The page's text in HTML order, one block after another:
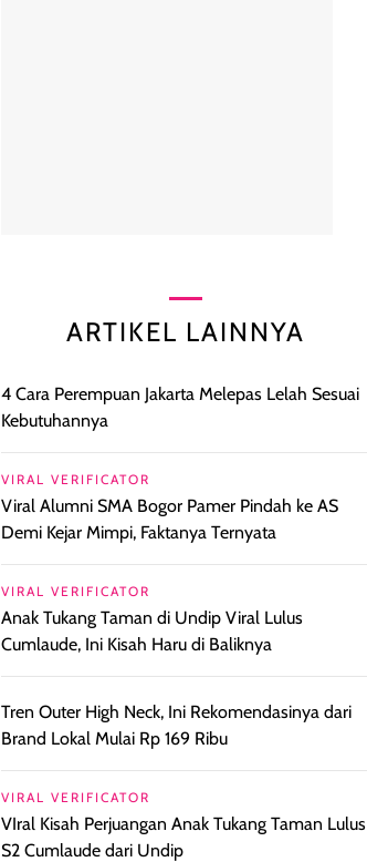
ARTIKEL LAINNYA
4 Cara Perempuan Jakarta Melepas Lelah Sesuai
Kebutuhannya
VIRAL VERIFICATOR
Viral Alumni SMA Bogor Pamer Pindah ke AS
Demi Kejar Mimpi, Faktanya Ternyata
VIRAL VERIFICATOR
Anak Tukang Taman di Undip Viral Lulus
Cumlaude, Ini Kisah Haru di Baliknya
Tren Outer High Neck, Ini Rekomendasinya dari
Brand Lokal Mulai Rp 169 Ribu
VIRAL VERIFICATOR
VIral Kisah Perjuangan Anak Tukang Taman Lulus
S2 Cumlaude dari Undip